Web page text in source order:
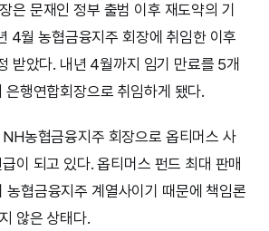
은 문재인 정부 출범 이후 재도약의 기
4월 농협금융지주 회장에 취임한 이후
받았다. 내년 4월까지 임기 만료를 5개
은행연합회장으로 취임하게 됐다.
농협금융지주 회장으로 옵티머스 사
이 되고 있다. 옵티머스 펀드 최대 판매
농협금융지주 계열사이기 때문에 책임론
않은 상태다.